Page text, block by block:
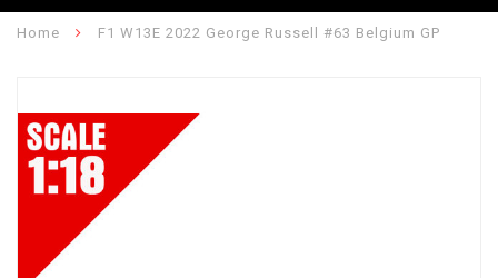
Home F1 W13E 2022 George Russell #63 Belgium GP